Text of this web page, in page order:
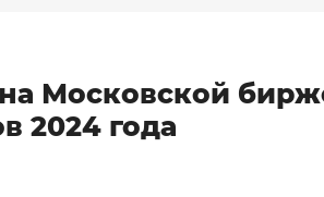
Московской
2024 года